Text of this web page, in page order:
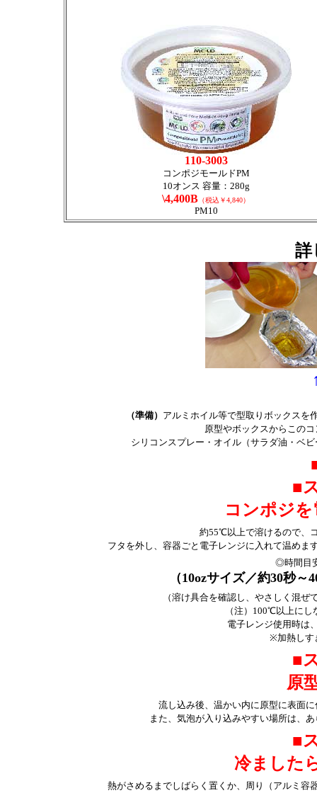
110-3003
コンポジモールドPM
10オンス 容量：280g
\4,400B （税込￥4,840）
PM10
詳
（準備） アルミホイル等で型取りボックスを
原型やボックスからこの
シリコンスプレー・オイル（サラダ油・ベ
■
コンポジ
約55℃以上で溶けるので、
フタを外し、容器ごと電子レンジに入れて温めま
◎時間目
（10ozサイズ／約30秒
（溶け具合を確認し、やさしく混
（注）100℃以上に
電子レンジ使用時は
※加熱しす
■
原
流し込み後、温かい内に原型に表面
また、気泡が入り込みやすい場所は、
■
冷ました
熱がさめるまでしばらく置くか、周り（アルミ容